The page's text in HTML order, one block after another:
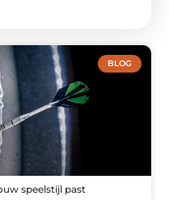
BLOG
speelstijl past